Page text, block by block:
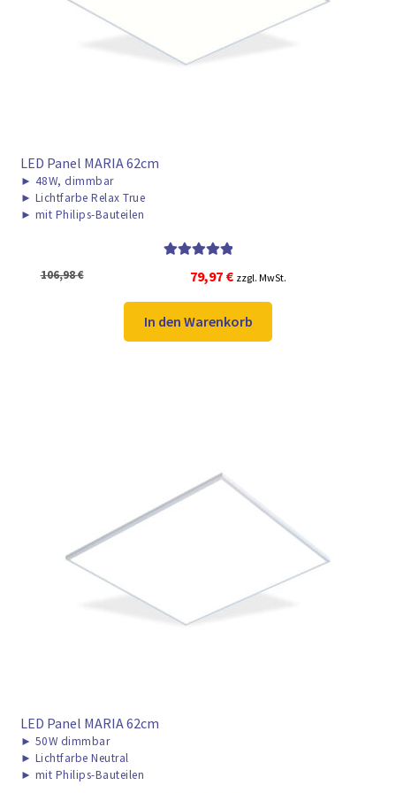
► ZAHLARTEN
► VERSANDARTEN
LED Panel MARIA 62cm
► 48W, dimmbar
► Lichtfarbe Relax True
► mit Philips-Bauteilen
von 5
106,98€
Ursprünglicher
Preis
war:
106,98 €
79,97 €Aktueller
Preis
ist:
79,97 €.
zzgl. MwSt.
In den Warenkorb
LED Panel MARIA 62cm
► 50W dimmbar
► Lichtfarbe Neutral
► mit Philips-Bauteilen